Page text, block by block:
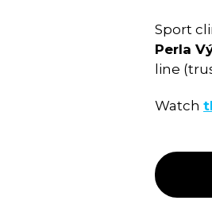
Sport
Perla
line
Watch